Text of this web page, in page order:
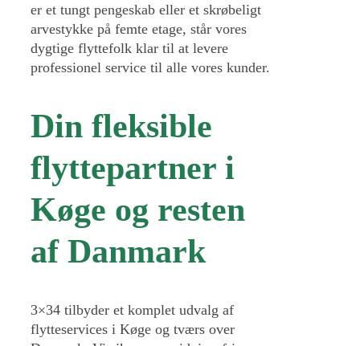
er et tungt pengeskab eller et skrøbeligt
arvestykke på femte etage, står vores
dygtige flyttefolk klar til at levere
professionel service til alle vores kunder.
Din fleksible
flyttepartner i
Køge og resten
af Danmark
3×34 tilbyder et komplet udvalg af
flytteservices i Køge og tværs over